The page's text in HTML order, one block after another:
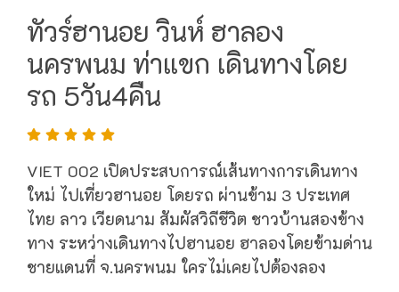
ทัวร์ฮานอย วินห์ ฮาลอง
นครพนม ท่าแขก เดินทางโดย
รถ 5วัน4คืน
VIET 002 เปิดประสบการณ์เส้นทางการเดินทาง
ใหม่ ไปเที่ยวฮานอย โดยรถ ผ่านข้าม 3 ประเทศ
ไทย ลาว เวียดนาม สัมผัสวิถีชีวิต ชาวบ้านสองข้าง
ทาง ระหว่างเดินทางไปฮานอย ฮาลองโดยข้ามด่าน
ชายแดนที่ จ.นครพนม ใครไม่เคยไปต้องลอง